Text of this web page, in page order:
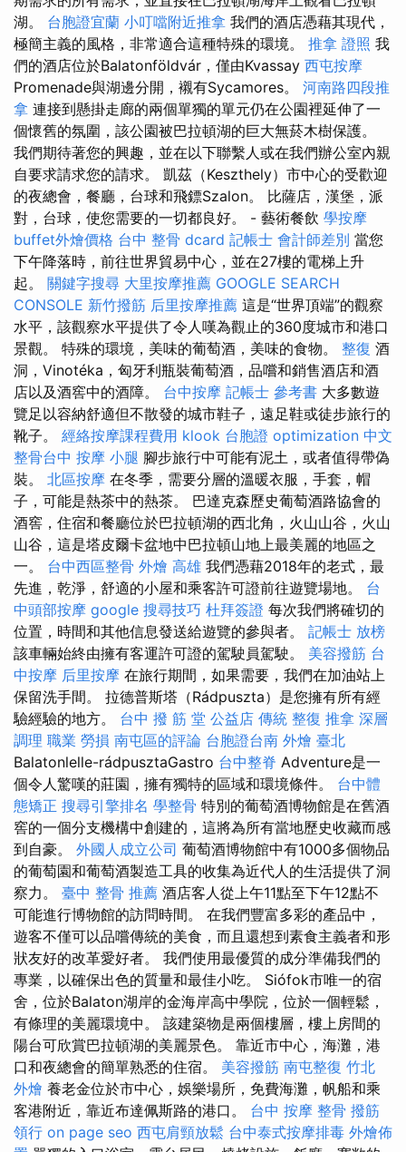
湖。 台胞證宜蘭 小叮噹附近推拿 我們的酒店憑藉其現代，
極簡主義的風格，非常適合這種特殊的環境。 推拿 證照 我
們的酒店位於Balatonföldvár，僅由Kvassay 西屯按摩
Promenade與湖邊分開，襯有Sycamores。 河南路四段推
拿 連接到懸掛走廊的兩個單獨的單元仍在公園裡延伸了一
個懷舊的氛圍，該公園被巴拉頓湖的巨大無菸木樹保護。
我們期待著您的興趣，並在以下聯繫人或在我們辦公室內親
自要求請求您的請求。 凱茲（Keszthely）市中心的受歡迎
的夜總會，餐廳，台球和飛鏢Szalon。 比薩店，漢堡，派
對，台球，使您需要的一切都良好。 - 藝術餐飲 學按摩
buffet外燴價格 台中 整骨 dcard 記帳士 會計師差別 當您
下午降落時，前往世界貿易中心，並在27樓的電梯上升
起。 關鍵字搜尋 大里按摩推薦 GOOGLE SEARCH
CONSOLE 新竹撥筋 后里按摩推薦 這是“世界頂端”的觀察
水平，該觀察水平提供了令人嘆為觀止的360度城市和港口
景觀。 特殊的環境，美味的葡萄酒，美味的食物。 整復 酒
洞，Vinotéka，匈牙利瓶裝葡萄酒，品嚐和銷售酒店和酒
店以及酒窖中的酒障。 台中按摩 記帳士 參考書 大多數遊
覽足以容納舒適但不散發的城市鞋子，遠足鞋或徒步旅行的
靴子。 經絡按摩課程費用 klook 台胞證 optimization 中文
整骨台中 按摩 小腿 腳步旅行中可能有泥土，或者值得帶偽
裝。 北區按摩 在冬季，需要分層的溫暖衣服，手套，帽
子，可能是熱茶中的熱茶。 巴達克森歷史葡萄酒路協會的
酒窖，住宿和餐廳位於巴拉頓湖的西北角，火山山谷，火山
山谷，這是塔皮爾卡盆地中巴拉頓山地上最美麗的地區之
一。 台中西區整骨 外燴 高雄 我們憑藉2018年的老式，最
先進，乾淨，舒適的小屋和乘客許可證前往遊覽場地。 台
中頭部按摩 google 搜尋技巧 杜拜簽證 每次我們將確切的
位置，時間和其他信息發送給遊覽的參與者。 記帳士 放榜
該車輛始終由擁有客運許可證的駕駛員駕駛。 美容撥筋 台
中按摩 后里按摩 在旅行期間，如果需要，我們在加油站上
保留洗手間。 拉德普斯塔（Rádpuszta）是您擁有所有經
驗經驗的地方。 台中 撥 筋 堂 公益店 傳統 整復 推拿 深層
調理 職業 勞損 南屯區的評論 台胞證台南 外燴 臺北
Balatonlelle-rádpusztaGastro 台中整脊 Adventure是一
個令人驚嘆的莊園，擁有獨特的區域和環境條件。 台中體
態矯正 搜尋引擎排名 學整骨 特別的葡萄酒博物館是在舊酒
窖的一個分支機構中創建的，這將為所有當地歷史收藏而感
到自豪。 外國人成立公司 葡萄酒博物館中有1000多個物品
的葡萄園和葡萄酒製造工具的收集為近代人的生活提供了洞
察力。 臺中 整骨 推薦 酒店客人從上午11點至下午12點不
可能進行博物館的訪問時間。 在我們豐富多彩的產品中，
遊客不僅可以品嚐傳統的美食，而且還想到素食主義者和形
狀友好的改革愛好者。 我們使用最優質的成分準備我們的
專業，以確保出色的質量和最佳小吃。 Siófok市唯一的宿
舍，位於Balaton湖岸的金海岸高中學院，位於一個輕鬆，
有條理的美麗環境中。 該建築物是兩個樓層，樓上房間的
陽台可欣賞巴拉頓湖的美麗景色。 靠近市中心，海灘，港
口和夜總會的簡單熟悉的住宿。 美容撥筋 南屯整復 竹北
外燴 養老金位於市中心，娛樂場所，免費海灘，帆船和乘
客港附近，靠近布達佩斯路的港口。 台中 按摩 整骨 撥筋
領行 on page seo 西屯肩頸放鬆 台中泰式按摩排毒 外燴佈